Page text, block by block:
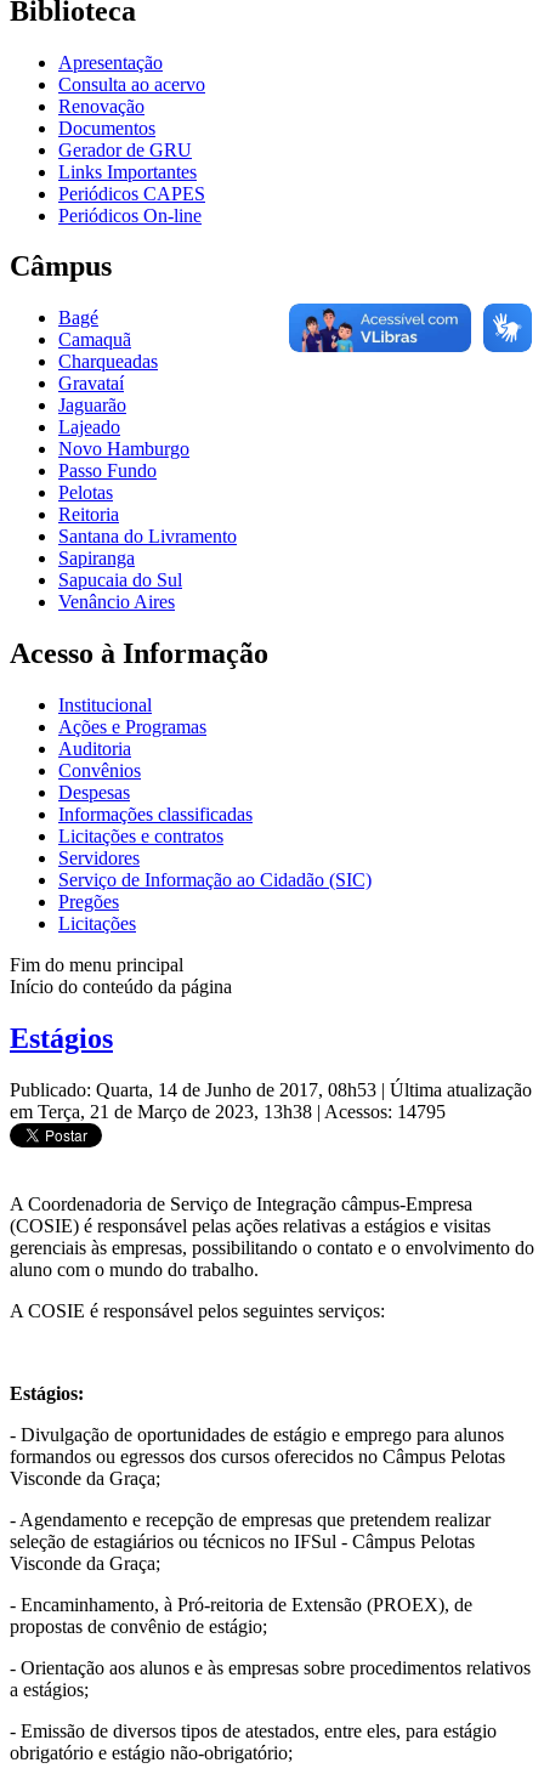
Biblioteca
Apresentação
Consulta ao acervo
Renovação
Documentos
Gerador de GRU
Links Importantes
Periódicos CAPES
Periódicos On-line
Câmpus
Bagé
Camaquã
Charqueadas
Gravataí
Jaguarão
Lajeado
Novo Hamburgo
Passo Fundo
Pelotas
Reitoria
Santana do Livramento
Sapiranga
Sapucaia do Sul
Venâncio Aires
Acesso à Informação
Institucional
Ações e Programas
Auditoria
Convênios
Despesas
Informações classificadas
Licitações e contratos
Servidores
Serviço de Informação ao Cidadão (SIC)
Pregões
Licitações
Fim do menu principal
Início do conteúdo da página
Estágios
Publicado: Quarta, 14 de Junho de 2017, 08h53 | Última atualização
em Terça, 21 de Março de 2023, 13h38 | Acessos: 14795
A Coordenadoria de Serviço de Integração câmpus-Empresa
(COSIE) é responsável pelas ações relativas a estágios e visitas
gerenciais às empresas, possibilitando o contato e o envolvimento do
aluno com o mundo do trabalho.
A COSIE é responsável pelos seguintes serviços:
Estágios:
- Divulgação de oportunidades de estágio e emprego para alunos
formandos ou egressos dos cursos oferecidos no Câmpus Pelotas
Visconde da Graça;
- Agendamento e recepção de empresas que pretendem realizar
seleção de estagiários ou técnicos no IFSul - Câmpus Pelotas
Visconde da Graça;
- Encaminhamento, à Pró-reitoria de Extensão (PROEX), de
propostas de convênio de estágio;
- Orientação aos alunos e às empresas sobre procedimentos relativos
a estágios;
- Emissão de diversos tipos de atestados, entre eles, para estágio
obrigatório e estágio não-obrigatório;